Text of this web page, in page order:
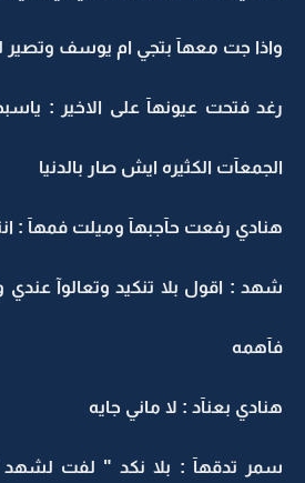
واذا جت معهآ بتجي ام يوسف وتصير
رغد فتحت عيونهآ على الاخير :
الجمعآت الكثيره ايش صار بالدنيا
هنادي رفعت حآجبهآ وميلت فمهآ :
شهد : اقول بلا تنكيد وتعالوآ
فآهمه
هنادي بعنآد : لا ماني جايه
سمر تدقهآ : بلا نكد " لفت لشهد